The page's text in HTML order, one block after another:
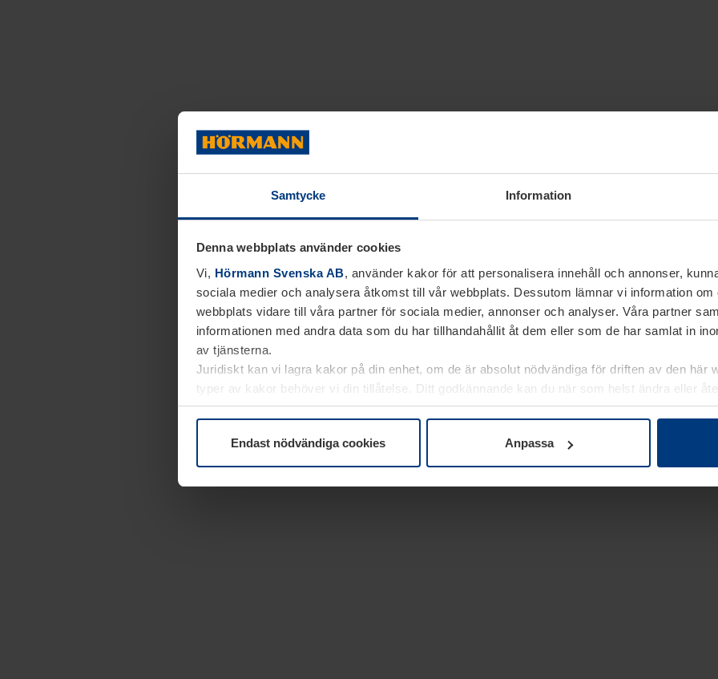
Samtycke Information
Denna webbplats använder cookies
Vi, Hörmann Svenska AB, använder kakor för att personalisera innehåll och annonser,
sociala medier och analysera åtkomst till vår webbplats. Dessutom lämnar vi information om
webbplats vidare till våra partner för sociala medier, annonser och analyser. Våra partner
informationen med andra data som du har tillhandahållit åt dem eller som de har samlat in
av tjänsterna.
Juridiskt kan vi lagra kakor på din enhet, om de är absolut nödvändiga för driften av den här
typer av kakor behöver vi din tillåtelse. Ditt godkännande kan du när som helst ändra eller
kakor underDataskyddsförklaringpå vår webbplats.
Endast nödvändiga cookies Anpassa